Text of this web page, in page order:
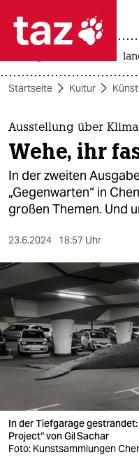
 taz
taz
themen
politik
öko
gesellschaft
sport
berlin
nord
wahrheit
verlag
verlag
Startseite Kultur
Ausstellung über
Wehe, ihr
In der zweiten
„Gegenwarten“ in
großen Themen. Und
23.6.2024 18:57 Uhr
In der Tiefgarage
Project“ von Gil Sachar
Foto: Kunstsammlungen